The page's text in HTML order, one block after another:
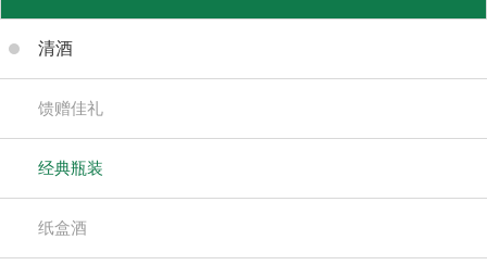
清酒
馈赠佳礼
经典瓶装
纸盒酒